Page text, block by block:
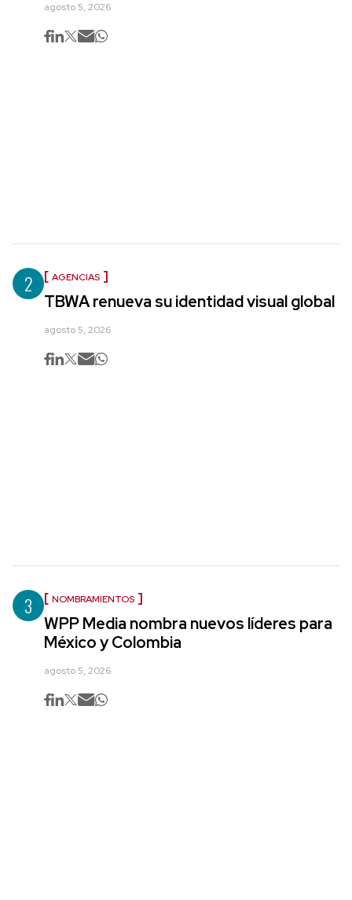
agosto 5, 2026
2 AGENCIAS
TBWA renueva su identidad visual global
agosto 5, 2026
3 NOMBRAMIENTOS
WPP Media nombra nuevos líderes para
México y Colombia
agosto 5, 2026